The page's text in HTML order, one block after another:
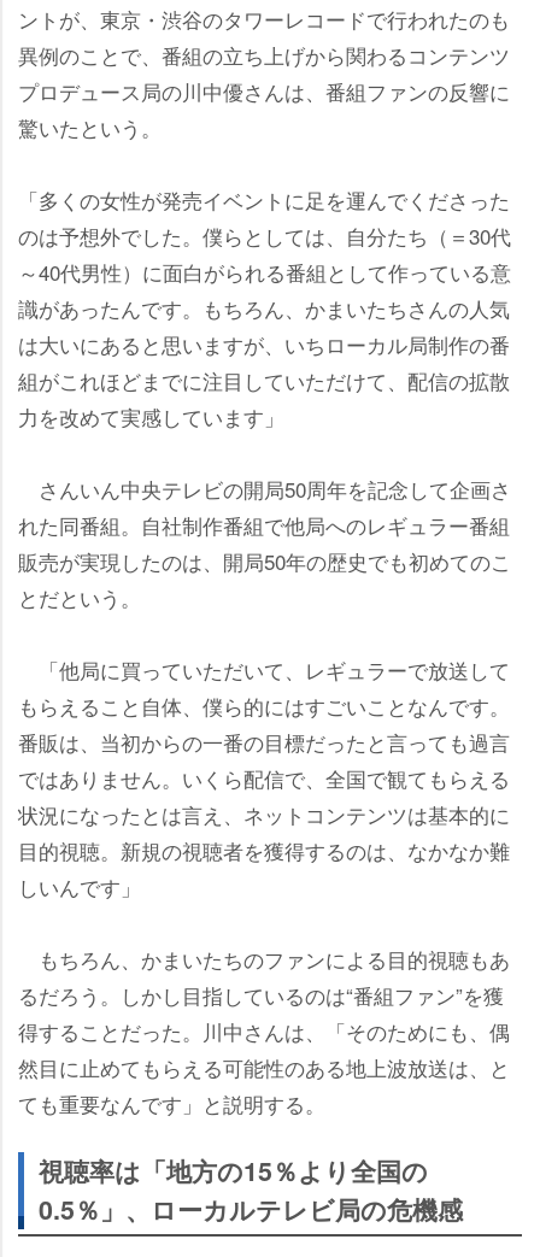
ントが、東京・渋谷のタワーレコードで行われたのも
異例のことで、番組の立ち上げから関わるコンテンツ
プロデュース局の川中優さんは、番組ファンの反響に
驚いたという。
「多くの女性が発売イベントに足を運んでくださった
のは予想外でした。僕らとしては、自分たち（＝30代
～40代男性）に面白がられる番組として作っている意
識があったんです。もちろん、かまいたちさんの人気
は大いにあると思いますが、いちローカル局制作の番
組がこれほどまでに注目していただけて、配信の拡散
力を改めて実感しています」
さんいん中央テレビの開局50周年を記念して企画さ
れた同番組。自社制作番組で他局へのレギュラー番組
販売が実現したのは、開局50年の歴史でも初めてのこ
とだという。
「他局に買っていただいて、レギュラーで放送して
もらえること自体、僕ら的にはすごいことなんです。
番販は、当初からの一番の目標だったと言っても過言
ではありません。いくら配信で、全国で観てもらえる
状況になったとは言え、ネットコンテンツは基本的に
目的視聴。新規の視聴者を獲得するのは、なかなか難
しいんです」
もちろん、かまいたちのファンによる目的視聴もあ
るだろう。しかし目指しているのは“番組ファン”を獲
得することだった。川中さんは、「そのためにも、偶
然目に止めてもらえる可能性のある地上波放送は、と
ても重要なんです」と説明する。
視聴率は「地方の15％より全国の
0.5％」、ローカルテレビ局の危機感